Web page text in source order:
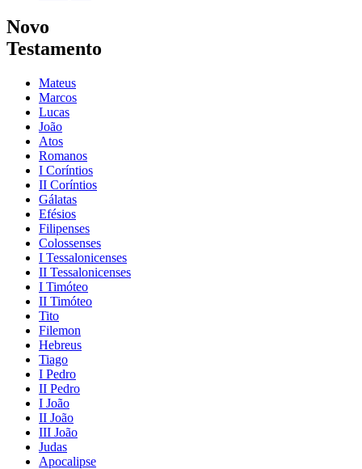
Novo
Testamento
Mateus
Marcos
Lucas
João
Atos
Romanos
I Coríntios
II Coríntios
Gálatas
Efésios
Filipenses
Colossenses
I Tessalonicenses
II Tessalonicenses
I Timóteo
II Timóteo
Tito
Filemon
Hebreus
Tiago
I Pedro
II Pedro
I João
II João
III João
Judas
Apocalipse